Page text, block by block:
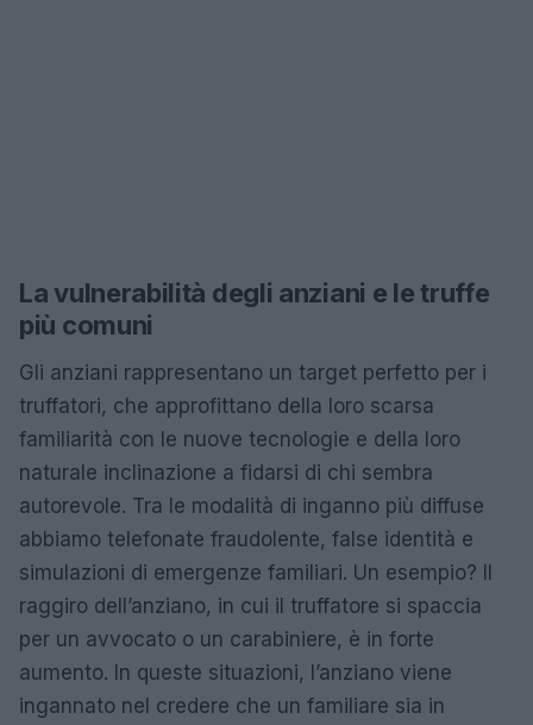
La vulnerabilità degli anziani e le truffe
più comuni
Gli anziani rappresentano un target perfetto per i
truffatori, che approfittano della loro scarsa
familiarità con le nuove tecnologie e della loro
naturale inclinazione a fidarsi di chi sembra
autorevole. Tra le modalità di inganno più diffuse
abbiamo telefonate fraudolente, false identità e
simulazioni di emergenze familiari. Un esempio? Il
raggiro dell’anziano, in cui il truffatore si spaccia
per un avvocato o un carabiniere, è in forte
aumento. In queste situazioni, l’anziano viene
ingannato nel credere che un familiare sia in